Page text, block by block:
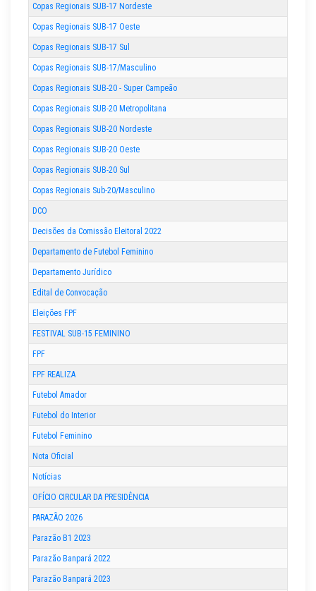
Copas Regionais SUB-17 Nordeste
Copas Regionais SUB-17 Oeste
Copas Regionais SUB-17 Sul
Copas Regionais SUB-17/Masculino
Copas Regionais SUB-20 - Super Campeão
Copas Regionais SUB-20 Metropolitana
Copas Regionais SUB-20 Nordeste
Copas Regionais SUB-20 Oeste
Copas Regionais SUB-20 Sul
Copas Regionais Sub-20/Masculino
DCO
Decisões da Comissão Eleitoral 2022
Departamento de Futebol Feminino
Departamento Jurídico
Edital de Convocação
Eleições FPF
FESTIVAL SUB-15 FEMININO
FPF
FPF REALIZA
Futebol Amador
Futebol do Interior
Futebol Feminino
Nota Oficial
Notícias
OFÍCIO CIRCULAR DA PRESIDÊNCIA
PARAZÃO 2026
Parazão B1 2023
Parazão Banpará 2022
Parazão Banpará 2023